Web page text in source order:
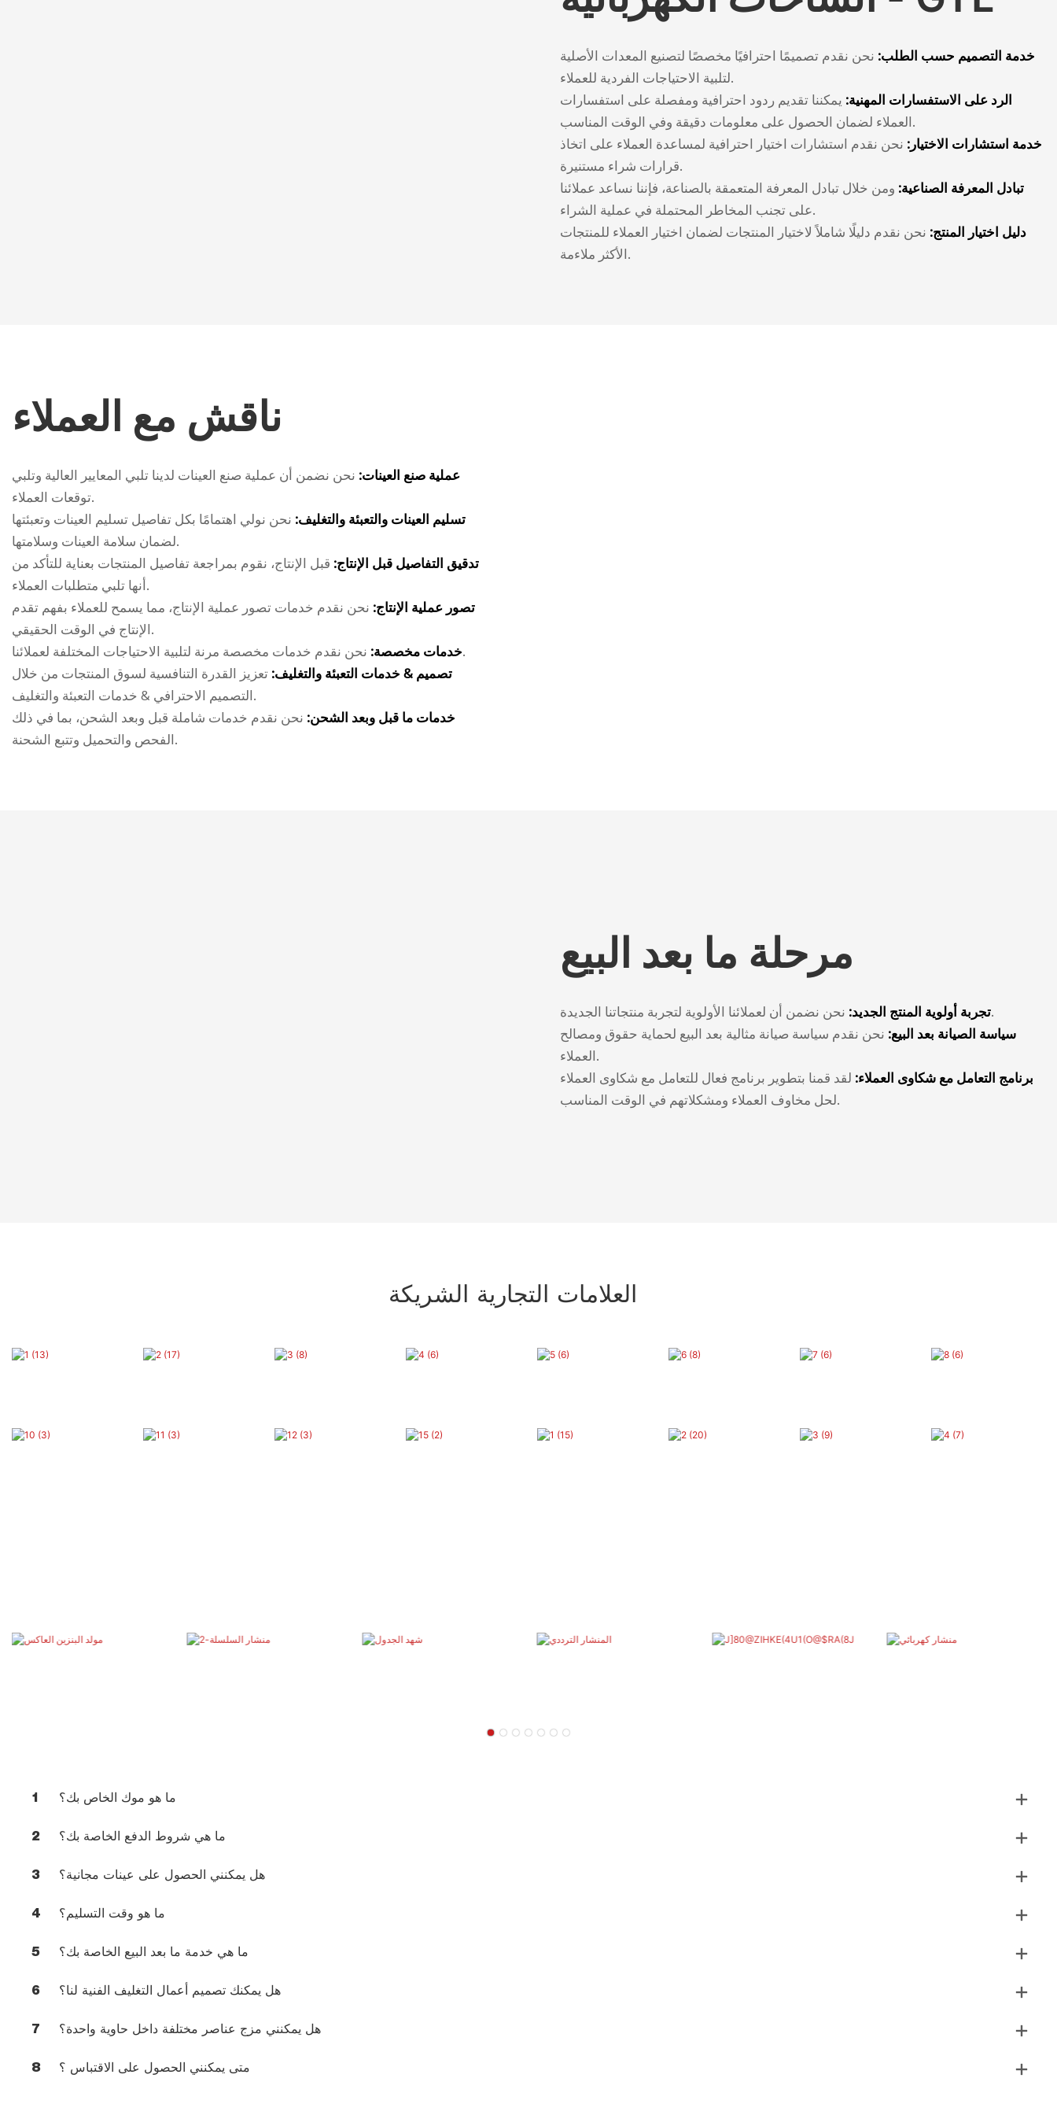
خدمة التصميم حسب الطلب: نحن نقدم تصميمًا احترافيًا مخصصًا لتصنيع المعدات الأصلية
لتلبية الاحتياجات الفردية للعملاء.
الرد على الاستفسارات المهنية: يمكننا تقديم ردود احترافية ومفصلة على استفسارات
العملاء لضمان الحصول على معلومات دقيقة وفي الوقت المناسب.
خدمة استشارات الاختيار: نحن نقدم استشارات اختيار احترافية لمساعدة العملاء على اتخاذ
قرارات شراء مستنيرة.
تبادل المعرفة الصناعية: ومن خلال تبادل المعرفة المتعمقة بالصناعة، فإننا نساعد عملائنا
على تجنب المخاطر المحتملة في عملية الشراء.
دليل اختيار المنتج: نحن نقدم دليلًا شاملاً لاختيار المنتجات لضمان اختيار العملاء للمنتجات
الأكثر ملاءمة.
ناقش مع العملاء
عملية صنع العينات: نحن نضمن أن عملية صنع العينات لدينا تلبي المعايير العالية وتلبي
توقعات العملاء.
تسليم العينات والتعبئة والتغليف: نحن نولي اهتمامًا بكل تفاصيل تسليم العينات وتعبئتها
لضمان سلامة العينات وسلامتها.
تدقيق التفاصيل قبل الإنتاج: قبل الإنتاج، نقوم بمراجعة تفاصيل المنتجات بعناية للتأكد من
أنها تلبي متطلبات العملاء.
تصور عملية الإنتاج: نحن نقدم خدمات تصور عملية الإنتاج، مما يسمح للعملاء بفهم تقدم
الإنتاج في الوقت الحقيقي.
خدمات مخصصة:نحن نقدم خدمات مخصصة مرنة لتلبية الاحتياجات المختلفة لعملائنا.
تصميم & خدمات التعبئة والتغليف: تعزيز القدرة التنافسية لسوق المنتجات من خلال
التصميم الاحترافي & خدمات التعبئة والتغليف.
خدمات ما قبل وبعد الشحن: نحن نقدم خدمات شاملة قبل وبعد الشحن، بما في ذلك
الفحص والتحميل وتتبع الشحنة.
مرحلة ما بعد البيع
تجربة أولوية المنتج الجديد:نحن نضمن أن لعملائنا الأولوية لتجربة منتجاتنا الجديدة.
سياسة الصيانة بعد البيع: نحن نقدم سياسة صيانة مثالية بعد البيع لحماية حقوق ومصالح
العملاء.
برنامج التعامل مع شكاوى العملاء: لقد قمنا بتطوير برنامج فعال للتعامل مع شكاوى العملاء
لحل مخاوف العملاء ومشكلاتهم في الوقت المناسب.
العلامات التجارية الشريكة
1 ما هو موك الخاص بك؟
2 ما هي شروط الدفع الخاصة بك؟
3 هل يمكنني الحصول على عينات مجانية؟
4 ما هو وقت التسليم؟
5 ما هي خدمة ما بعد البيع الخاصة بك؟
6 هل يمكنك تصميم أعمال التغليف الفنية لنا؟
7 هل يمكنني مزج عناصر مختلفة داخل حاوية واحدة؟
8 متى يمكنني الحصول على الاقتباس ؟